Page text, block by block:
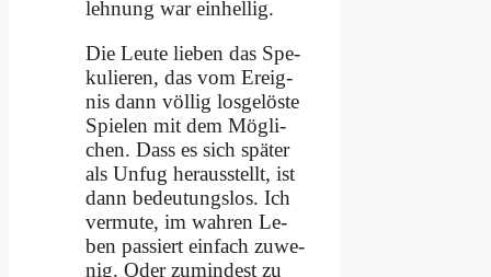
leh­nung war ein­hel­lig.
Die Leu­te lie­ben das Spe­
ku­lie­ren, das vom Er­eig­
nis dann völ­lig los­ge­lö­ste
Spie­len mit dem Mög­li­
chen. Dass es sich spä­ter
als Un­fug her­aus­stellt, ist
dann be­deu­tungs­los. Ich
ver­mu­te, im wah­ren Le­
ben pas­siert ein­fach zu­we­
nig. Oder zu­min­dest zu